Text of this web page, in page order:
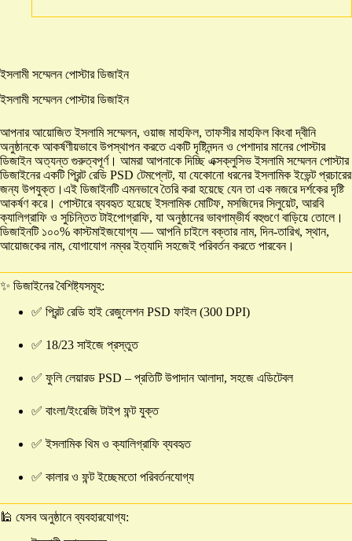
ইসলামী সম্মেলন পোস্টার ডিজাইন
ইসলামী সম্মেলন পোস্টার ডিজাইন
আপনার আয়োজিত ইসলামি সম্মেলন, ওয়াজ মাহফিল, তাফসীর মাহফিল কিংবা দ্বীনি
অনুষ্ঠানকে আকর্ষণীয়ভাবে উপস্থাপন করতে একটি দৃষ্টিনন্দন ও পেশাদার মানের পোস্টার
ডিজাইন অত্যন্ত গুরুত্বপূর্ণ। আমরা আপনাকে দিচ্ছি এক্সক্লুসিভ ইসলামি সম্মেলন পোস্টার
ডিজাইনের একটি প্রিন্ট রেডি PSD টেমপ্লেট, যা যেকোনো ধরনের ইসলামিক ইভেন্ট প্রচারের
জন্য উপযুক্ত।এই ডিজাইনটি এমনভাবে তৈরি করা হয়েছে যেন তা এক নজরে দর্শকের দৃষ্টি
আকর্ষণ করে। পোস্টারে ব্যবহৃত হয়েছে ইসলামিক মোটিফ, মসজিদের সিলুয়েট, আরবি
ক্যালিগ্রাফি ও সুচিন্তিত টাইপোগ্রাফি, যা অনুষ্ঠানের ভাবগাম্ভীর্য বহুগুণে বাড়িয়ে তোলে।
ডিজাইনটি ১০০% কাস্টমাইজযোগ্য — আপনি চাইলে বক্তার নাম, দিন-তারিখ, স্থান,
আয়োজকের নাম, যোগাযোগ নম্বর ইত্যাদি সহজেই পরিবর্তন করতে পারবেন।
✨ ডিজাইনের বৈশিষ্ট্যসমূহ:
✅ প্রিন্ট রেডি হাই রেজুলেশন PSD ফাইল (300 DPI)
✅ 18/23 সাইজে প্রস্তুত
✅ ফুলি লেয়ারড PSD – প্রতিটি উপাদান আলাদা, সহজে এডিটেবল
✅ বাংলা/ইংরেজি টাইপ ফন্ট যুক্ত
✅ ইসলামিক থিম ও ক্যালিগ্রাফি ব্যবহৃত
✅ কালার ও ফন্ট ইচ্ছেমতো পরিবর্তনযোগ্য
🕌 যেসব অনুষ্ঠানে ব্যবহারযোগ্য: